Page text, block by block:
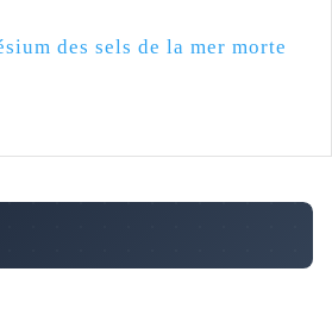
des sels de la mer morte